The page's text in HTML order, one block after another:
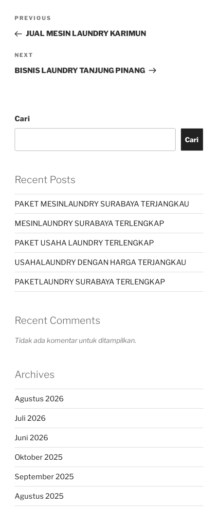
PREVIOUS
JUAL MESIN LAUNDRY KARIMUN
NEXT
BISNIS LAUNDRY TANJUNG PINANG
Cari
Cari
Recent Posts
PAKET MESINLAUNDRY SURABAYA TERJANGKAU
MESINLAUNDRY SURABAYA TERLENGKAP
PAKET USAHA LAUNDRY TERLENGKAP
USAHALAUNDRY DENGAN HARGA TERJANGKAU
PAKETLAUNDRY SURABAYA TERLENGKAP
Recent Comments
Tidak ada komentar untuk ditampilkan.
Archives
Agustus 2026
Juli 2026
Juni 2026
Oktober 2025
September 2025
Agustus 2025